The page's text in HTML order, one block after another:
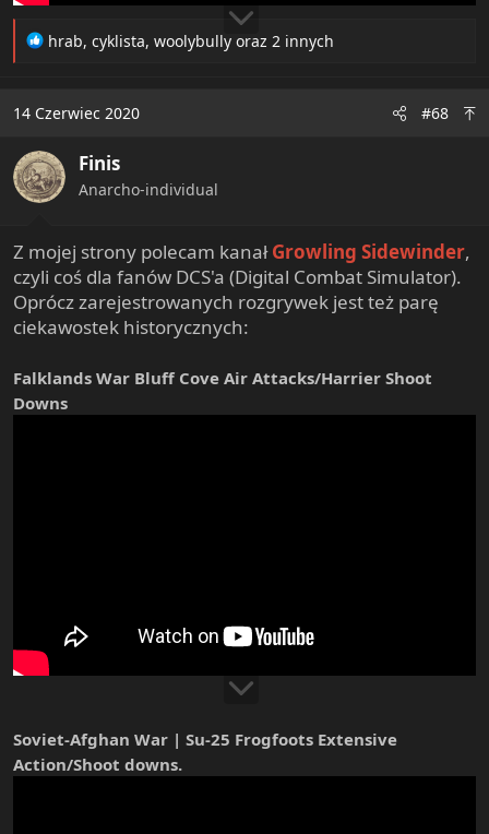
www.youtube.com
Einzelgänger - różne filmiki przystępne o filozofii,
wiedzą. Trochę więcej informacji o autorze
www.youtube.com
Smartgasm - Rosjanin albo Ukrainiec (nie wiem) uczący
się polskiego robi filmiki na różne naukowe tematy
CaspianReport
We try to make sense of our world by cutting
R
t
o
n
s
hrab, cyklista, woolybully oraz 2 innych
14 Czerwiec 2020 #68
Finis
Anarcho-individual
Z mojej strony polecam kanałGrowling Sidewinder,
czyli coś dla fanów DCS'a (Digital Combat Simulator).
Oprócz zarejestrowanych rozgrywek jest też parę
ciekawostek historycznych:
Falklands War Bluff Cove Air Attacks/Harrier Shoot
Downs
Soviet-Afghan War | Su-25 Frogfoots Extensive
Action/Shoot downs.